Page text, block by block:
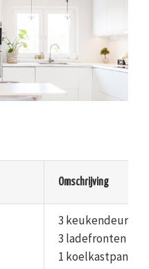
Omschrijving
3 keukendeuren
3 ladefronten
1 koelkastpaneel